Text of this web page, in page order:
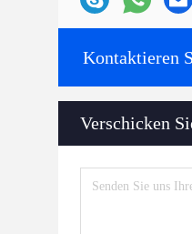
Kontaktieren
Verschicken